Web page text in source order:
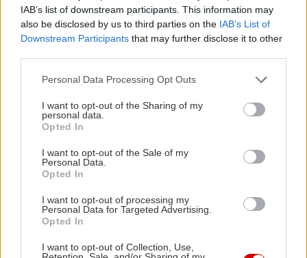
IAB’s list of downstream participants. This information may
also be disclosed by us to third parties on the IAB’s List of
Downstream Participants that may further disclose it to other
Please note that this website/app uses one or more Google
not limited to your visit or usage behaviour. You may click to
grant or deny consent to Google and its third-party tags to
use your data for below specified purposes in below Google
consent section.
Personal Data Processing Opt Outs
I want to opt-out of the Sharing of my
personal data.
Opted In
I want to opt-out of the Sale of my
Personal Data.
Opted In
I want to opt-out of processing my
Personal Data for Targeted Advertising.
Opted In
I want to opt-out of Collection, Use,
ιδιαίτερα μαθήματα
Μικρών Κυκλάδων από
μοναδικό φούρνο του
νησιού. Αν την πετύχετε εκεί, ζητήστε της να σας
αναλύσει το σχήμα της Κέρου που φαίνεται
γυναίκα».
Βόλτα μέσα στη λιλιπούτεια χώρα, την οποία
φυλούν ως άλλοι Κέρβεροι οι αξιοπερίεργα
αριστοκρατικές γάτες της – η συγκεκριμένη